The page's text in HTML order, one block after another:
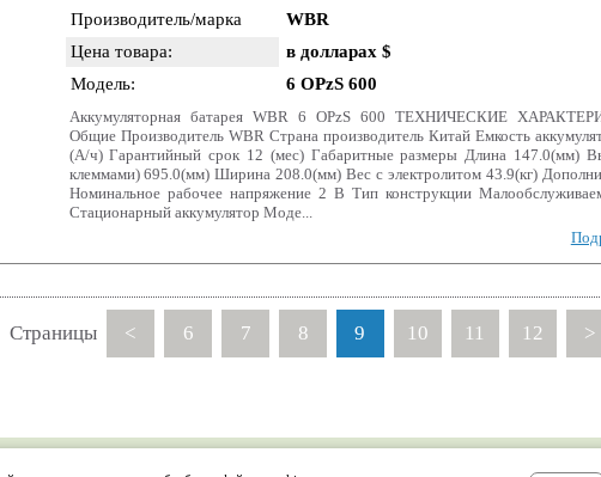
Производитель/марка
WBR
Цена товара:
в долларах $
Модель:
6 OPzS 600
Аккумуляторная батарея WBR 6 OPzS 600 ТЕХНИЧЕСКИЕ
Общие Производитель WBR Страна производитель Китай Емкость
(А/ч) Гарантийный срок 12 (мес) Габаритные размеры Длина 147.0(мм)
клеммами) 695.0(мм) Ширина 208.0(мм) Вес c электролитом 43.9(кг)
Номинальное рабочее напряжение 2 В Тип конструкции
Стационарный аккумулятор Моде...
Страницы < 6 7 8 9 10 11 12
>